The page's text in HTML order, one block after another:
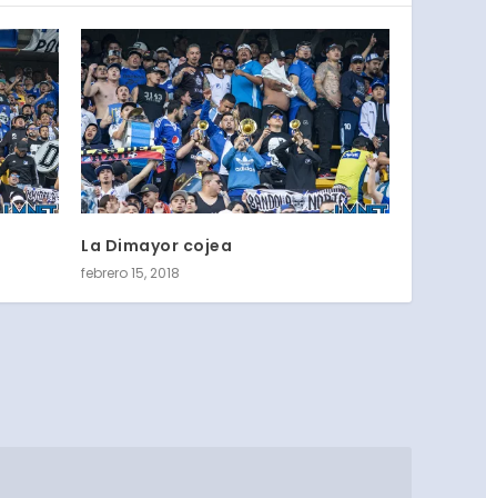
La Dimayor cojea
febrero 15, 2018